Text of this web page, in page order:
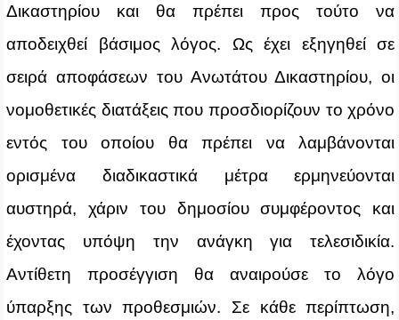
Δικαστηρίου και θα πρέπει προς τούτο να
αποδειχθεί βάσιμος λόγος. Ως έχει εξηγηθεί σε
σειρά αποφάσεων του Ανωτάτου Δικαστηρίου, οι
νομοθετικές διατάξεις που προσδιορίζουν το χρόνο
εντός του οποίου θα πρέπει να λαμβάνονται
ορισμένα διαδικαστικά μέτρα ερμηνεύονται
αυστηρά, χάριν του δημοσίου συμφέροντος και
έχοντας υπόψη την ανάγκη για τελεσιδικία.
Αντίθετη προσέγγιση θα αναιρούσε το λόγο
ύπαρξης των προθεσμιών. Σε κάθε περίπτωση,